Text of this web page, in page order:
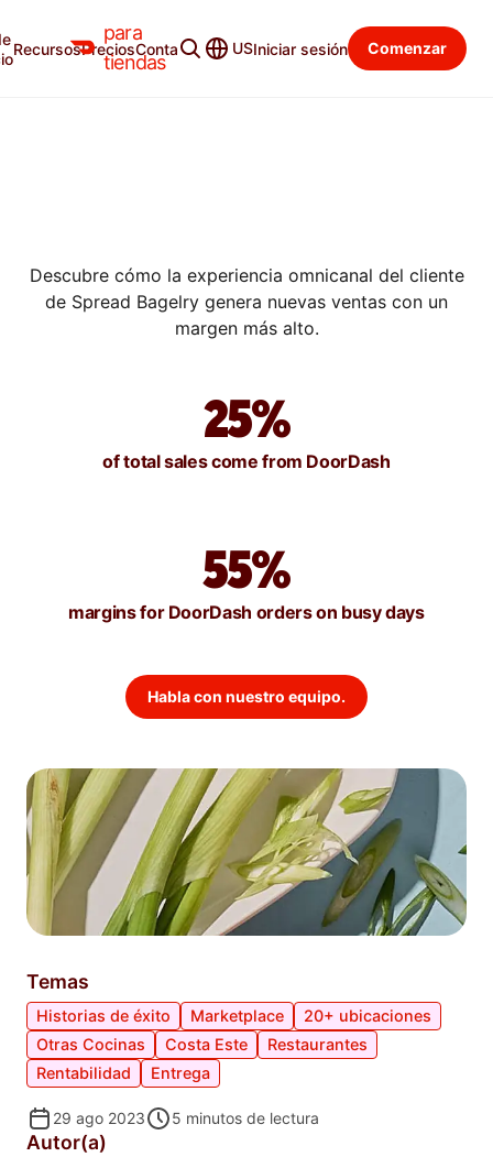
para
tiendas
RecursosPreciosContacto USIniciar sesión Comenzar
SUCCESS STORIES
Descubre cómo la experiencia omnicanal del cliente
de Spread Bagelry genera nuevas ventas con un
margen más alto.
25%
of total sales come from DoorDash
55%
margins for DoorDash orders on busy days
Habla con nuestro equipo.
Temas
Historias de éxito Marketplace
20+ ubicaciones
Otras Cocinas
Costa Este
Restaurantes
Rentabilidad
Entrega
29 ago 2023 5 minutos de lectura
Autor(a)